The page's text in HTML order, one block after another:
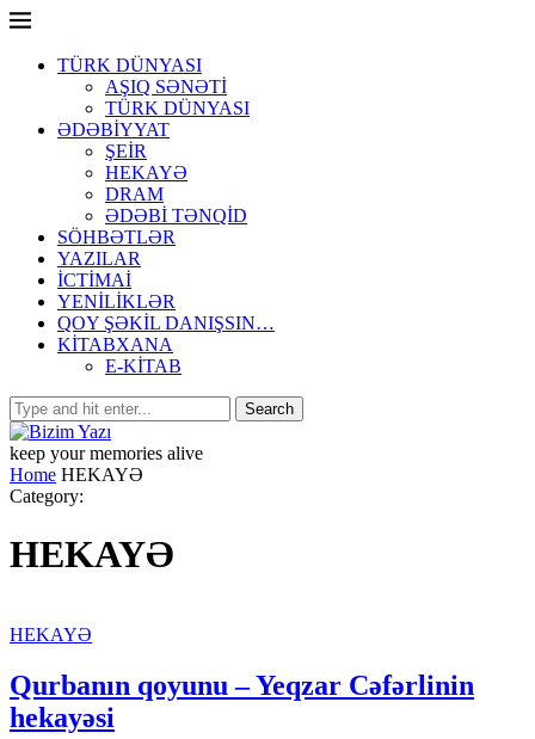
TÜRK DÜNYASI
AŞIQ SƏNƏTİ
TÜRK DÜNYASI
ƏDƏBİYYAT
ŞEİR
HEKAYƏ
DRAM
ƏDƏBİ TƏNQİD
SÖHBƏTLƏR
YAZILAR
İCTİMAİ
YENİLİKLƏR
QOY ŞƏKİL DANIŞSIN…
KİTABXANA
E-KİTAB
keep your memories alive
Home HEKAYƏ
Category:
HEKAYƏ
HEKAYƏ
Qurbanın qoyunu – Yeqzar Cəfərlinin
hekayəsi